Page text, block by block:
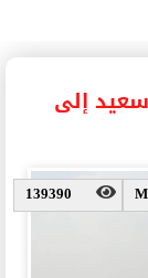
إلى
139390